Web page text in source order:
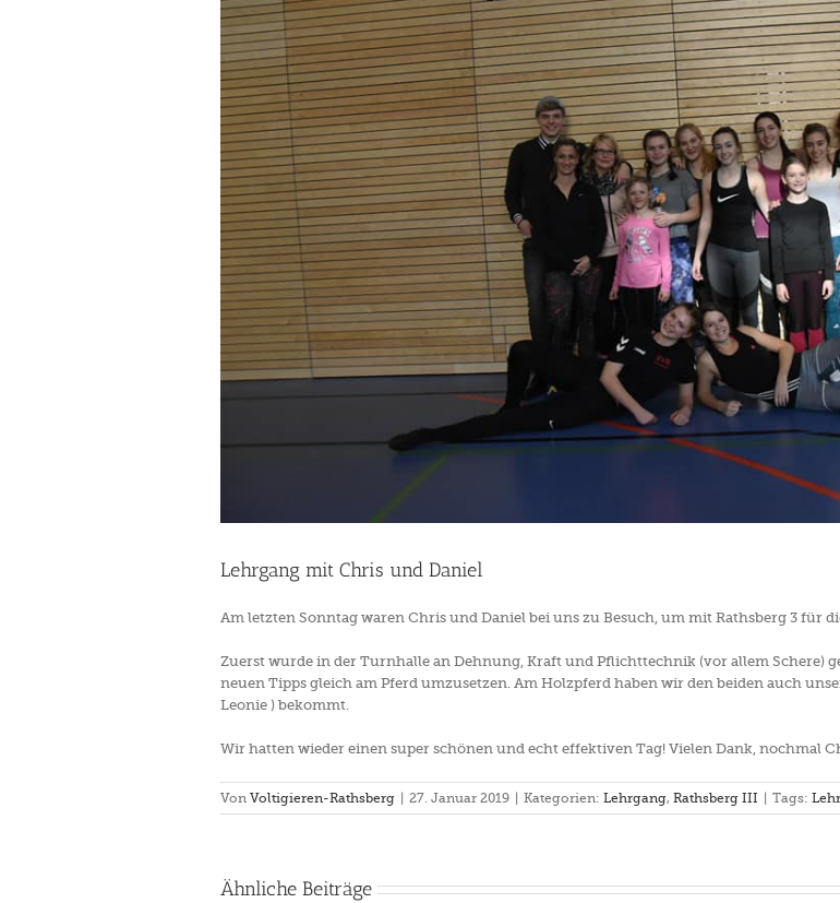
Lehrgang mit Chris und Daniel
Am letzten Sonntag waren Chris und Daniel bei uns zu Besuch, um mit Rathsberg 3 für
Zuerst wurde in der Turnhalle an Dehnung, Kraft und Pflichttechnik (vor allem Schere)
neuen Tipps gleich am Pferd umzusetzen. Am Holzpferd haben wir den beiden auch
Leonie ) bekommt.
Wir hatten wieder einen super schönen und echt effektiven Tag! Vielen Dank, nochmal
Von Voltigieren-Rathsberg | 27. Januar 2019 | Kategorien: Lehrgang, Rathsberg III | Tags:
Ähnliche Beiträge